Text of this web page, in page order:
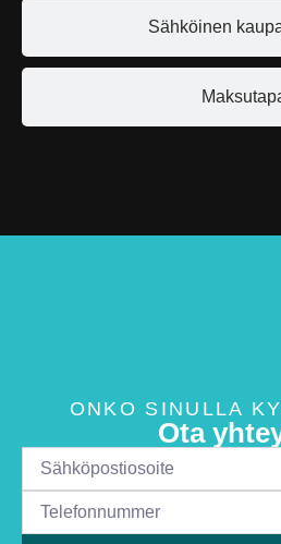
Sähköinen
ONKO SINULLA
Ota